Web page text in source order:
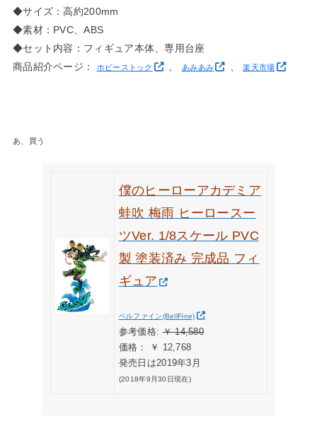
◆サイズ：高約200mm
◆素材：PVC、ABS
◆セット内容：フィギュア本体、専用台座
商品紹介ページ：
ホビーストック 、 あみあみ 、楽天市場
あ、買う
僕のヒーローアカデミア
蛙吹 梅雨 ヒーロースー
ツVer. 1/8スケール PVC
製 塗装済み 完成品 フィ
ギュア
ベルファイン(BellFine)
参考価格:￥ 14,580
価格： ￥ 12,768
発売日は2019年3月
(2018年9月30日現在)